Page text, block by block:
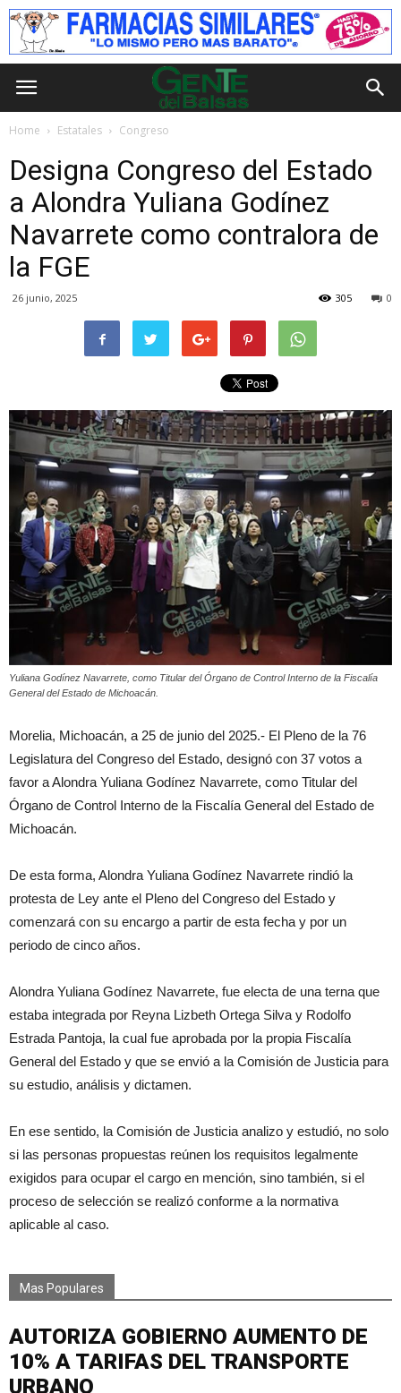
Home Estatales Congreso
Designa Congreso del Estado
a Alondra Yuliana Godínez
Navarrete como contralora de
la FGE
26 junio, 2025 0
305
Yuliana Godínez Navarrete, como Titular del Órgano de Control Interno de la Fiscalía
General del Estado de Michoacán.
Morelia, Michoacán, a 25 de junio del 2025.- El Pleno de la 76
Legislatura del Congreso del Estado, designó con 37 votos a
favor a Alondra Yuliana Godínez Navarrete, como Titular del
Órgano de Control Interno de la Fiscalía General del Estado de
Michoacán.
De esta forma, Alondra Yuliana Godínez Navarrete rindió la
protesta de Ley ante el Pleno del Congreso del Estado y
comenzará con su encargo a partir de esta fecha y por un
periodo de cinco años.
Alondra Yuliana Godínez Navarrete, fue electa de una terna que
estaba integrada por Reyna Lizbeth Ortega Silva y Rodolfo
Estrada Pantoja, la cual fue aprobada por la propia Fiscalía
General del Estado y que se envió a la Comisión de Justicia para
su estudio, análisis y dictamen.
En ese sentido, la Comisión de Justicia analizo y estudió, no solo
si las personas propuestas reúnen los requisitos legalmente
exigidos para ocupar el cargo en mención, sino también, si el
proceso de selección se realizó conforme a la normativa
aplicable al caso.
Mas Populares
AUTORIZA GOBIERNO AUMENTO DE
10% A TARIFAS DEL TRANSPORTE
URBANO